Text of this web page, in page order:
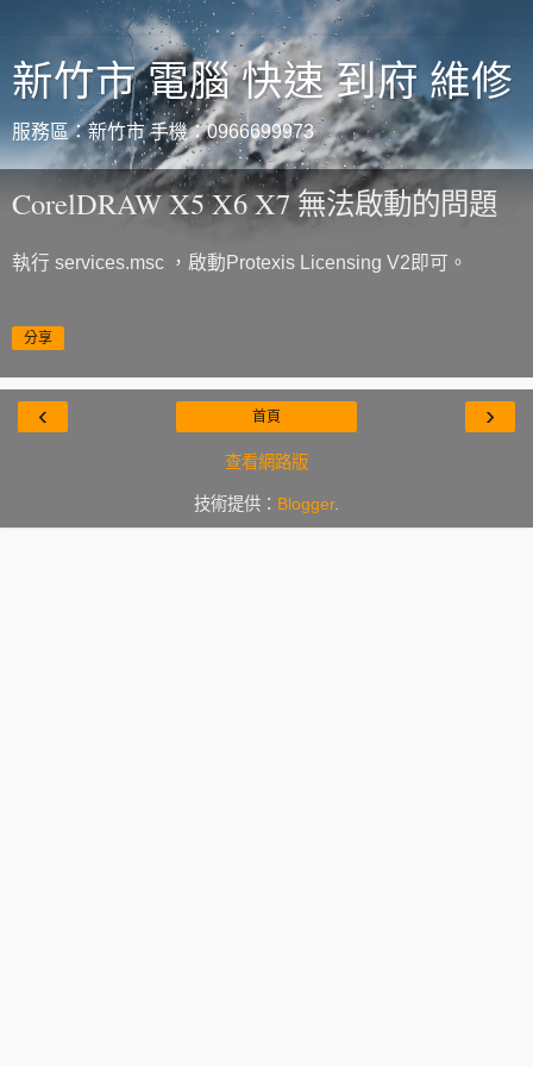
新竹市 電腦 快速 到府 維修
服務區：新竹市 手機：0966699973
CorelDRAW X5 X6 X7 無法啟動的問題
執行 services.msc ，啟動Protexis Licensing V2即可。
分享
‹ ›
首頁
查看網路版
技術提供： Blogger.